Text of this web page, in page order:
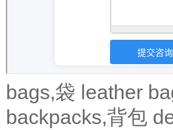
bags,袋 leather
backpacks,背包